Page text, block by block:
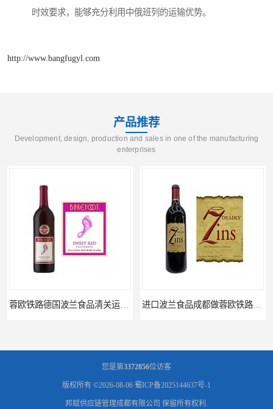
时效要求，能够充分利用中俄班列的运输优势。
http://www.bangfugyl.com
产品推荐
Development, design, production and sales in one of the manufacturing
enterprises
蓉欧铁路德国波兰食品清关运输门到门 进口波兰食品成都做蓉欧铁路代理的公司
您是第3372856位访客
版权所有 ©2026-08-06 蜀ICP备2025144637号-1
邦赋供应链管理成都有限公司 保留所有权利.